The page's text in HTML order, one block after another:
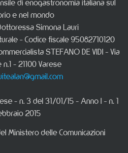
di enogastronomia italiana sul
e nel mondo
Simona Lauri
- Codice fiscale 95082710120
STEFANO DE VIDI - Via
n.1 - 21100 Varese
- n. 3 del 31/01/15 - Anno I - n. 1
2015
Ministero delle Comunicazioni